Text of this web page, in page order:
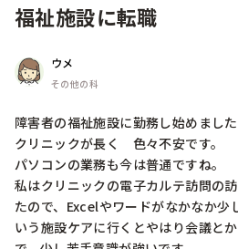
福祉施設に転職
ウメ
その他の科
障害者の福祉施設に勤務し始めました
クリニックが長く　色々不安です。
パソコンの業務も今は普通ですね。
私はクリニックの電子カルテ訪問の
たので、Excelやワードがなかなか少
いう施設ケアに行くとやはり会議と